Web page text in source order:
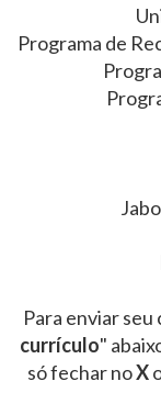
Programa de
Para enviar
currículo"
só fechar noX